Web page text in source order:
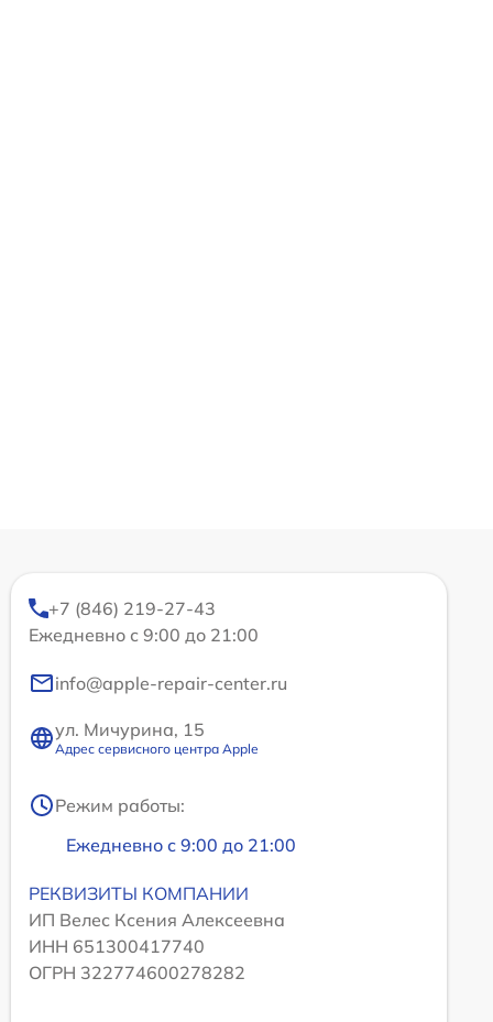
+7 (846) 219-27-43
Ежедневно с 9:00 до 21:00
info@apple-repair-center.ru
ул. Мичурина, 15
Адрес сервисного центра Apple
Режим работы:
Ежедневно с 9:00 до 21:00
РЕКВИЗИТЫ КОМПАНИИ
ИП Велес Ксения Алексеевна
ИНН 651300417740
ОГРН 322774600278282